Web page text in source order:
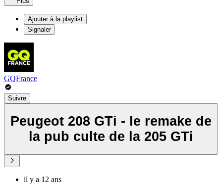
Ajouter à la playlist
Signaler
GQFrance
Suivre
Peugeot 208 GTi - le remake de
la pub culte de la 205 GTi
il y a 12 ans